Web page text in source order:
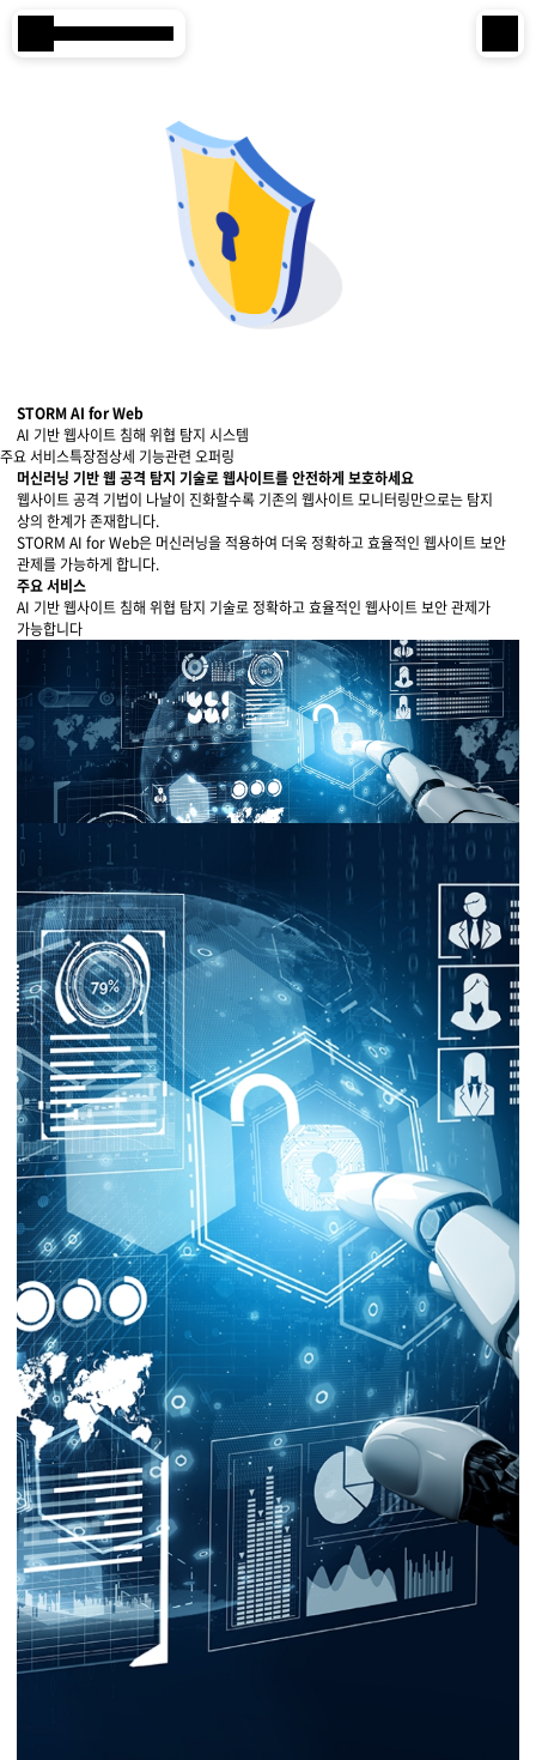
Samsung SDS
클라우드 & 인프라
R&D
물류 서비스
물류 소개
Cello Square
디지털 물류 서비스
인사이트
인사이트 리포트
고객사례
리소스
회사정보
회사소개
투자정보
지속가능경영
뉴스룸
이벤트/웨비나
채용
지원
고객 지원
파트너 지원
STORM AI for Web
AI 기반 웹사이트 침해 위협 탐지 시스템
주요 서비스특장점상세 기능관련 오퍼링
머신러닝 기반 웹 공격 탐지 기술로 웹사이트를 안전하게 보호하세요
웹사이트 공격 기법이 나날이 진화할수록 기존의 웹사이트 모니터링만으로는 탐지
상의 한계가 존재합니다.
STORM AI for Web은 머신러닝을 적용하여 더욱 정확하고 효율적인 웹사이트 보안
관제를 가능하게 합니다.
주요 서비스
AI 기반 웹사이트 침해 위협 탐지 기술로 정확하고 효율적인 웹사이트 보안 관제가
가능합니다